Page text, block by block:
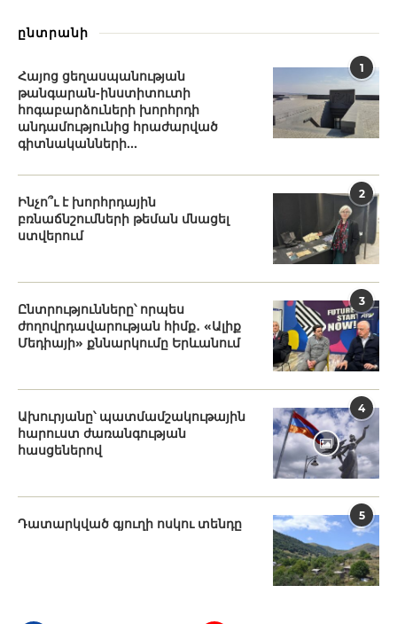
ընտրանի
1
Հայոց ցեղասպանության
թանգարան-ինստիտուտի
հոգաբարձուների խորհրդի
անդամությունից հրաժարված
գիտնականների...
2
Ինչո՞ւ է խորհրդային
բռնաճնշումների թեման մնացել
ստվերում
3
Ընտրությունները՝ որպես
ժողովրդավարության հիմք․ «Ալիք
Մեդիայի» քննարկումը Երևանում
4
Ախուրյանը՝ պատմամշակութային
հարուստ ժառանգության
հասցեներով
5
Դատարկված գյուղի ոսկու տենդը